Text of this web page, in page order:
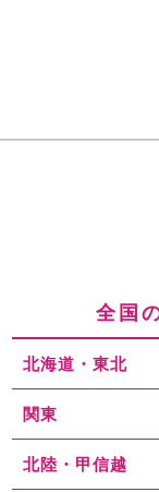
全国
北海道・東北
関東
北陸・甲信越